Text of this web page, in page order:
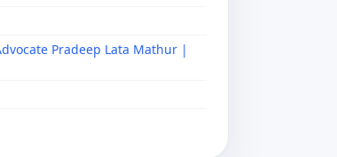
Pradeep Lata Mathur |